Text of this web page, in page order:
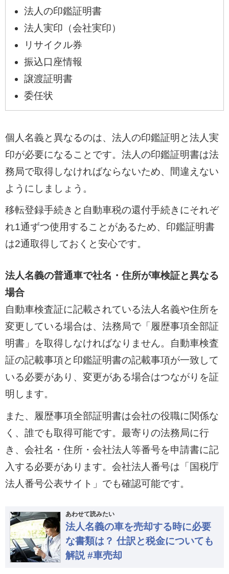
法人の印鑑証明書
法人実印（会社実印）
リサイクル券
振込口座情報
譲渡証明書
委任状
個人名義と異なるのは、法人の印鑑証明と法人実
印が必要になることです。法人の印鑑証明書は法
務局で取得しなければならないため、間違えない
ようにしましょう。
移転登録手続きと自動車税の還付手続きにそれぞ
れ1通ずつ使用することがあるため、印鑑証明書
は2通取得しておくと安心です。
法人名義の普通車で社名・住所が車検証と異なる
場合
自動車検査証に記載されている法人名義や住所を
変更している場合は、法務局で「履歴事項全部証
明書」を取得しなければなりません。自動車検査
証の記載事項と印鑑証明書の記載事項が一致して
いる必要があり、変更がある場合はつながりを証
明します。
また、履歴事項全部証明書は会社の役職に関係な
く、誰でも取得可能です。最寄りの法務局に行
き、会社名・住所・会社法人等番号を申請書に記
入する必要があります。会社法人番号は「国税庁
法人番号公表サイト」でも確認可能です。
あわせて読みたい
法人名義の車を売却する時に必要
な書類は？ 仕訳と税金についても
解説 #車売却